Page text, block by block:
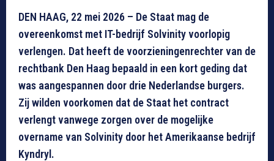
DEN HAAG, 22 mei 2026 – De Staat mag de
overeenkomst met IT-bedrijf Solvinity voorlopig
verlengen. Dat heeft de voorzieningenrechter van de
rechtbank Den Haag bepaald in een kort geding dat
was aangespannen door drie Nederlandse burgers.
Zij wilden voorkomen dat de Staat het contract
verlengt vanwege zorgen over de mogelijke
overname van Solvinity door het Amerikaanse bedrijf
Kyndryl.